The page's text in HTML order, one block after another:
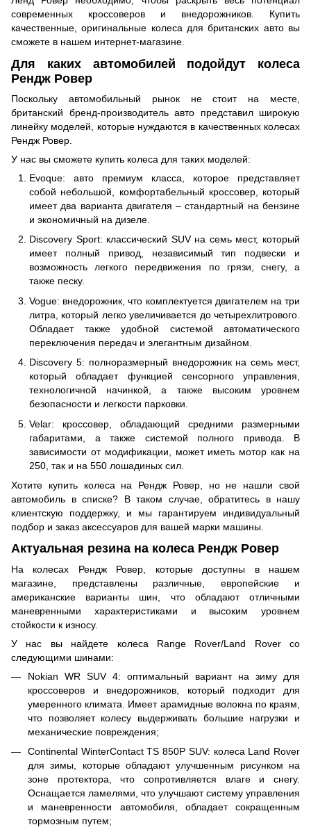
современных кроссоверов и внедорожников. Купить
качественные, оригинальные колеса для британских авто вы
сможете в нашем интернет-магазине.
Для каких автомобилей подойдут колеса
Рендж Ровер
Поскольку автомобильный рынок не стоит на месте,
британский бренд-производитель авто представил широкую
линейку моделей, которые нуждаются в качественных колесах
Рендж Ровер.
У нас вы сможете купить колеса для таких моделей:
Evoque: авто премиум класса, которое представляет
собой небольшой, комфортабельный кроссовер, который
имеет два варианта двигателя – стандартный на бензине
и экономичный на дизеле.
Discovery Sport: классический SUV на семь мест, который
имеет полный привод, независимый тип подвески и
возможность легкого передвижения по грязи, снегу, а
также песку.
Vogue: внедорожник, что комплектуется двигателем на три
литра, который легко увеличивается до четырехлитрового.
Обладает также удобной системой автоматического
переключения передач и элегантным дизайном.
Discovery 5: полноразмерный внедорожник на семь мест,
который обладает функцией сенсорного управления,
технологичной начинкой, а также высоким уровнем
безопасности и легкости парковки.
Velar: кроссовер, обладающий средними размерными
габаритами, а также системой полного привода. В
зависимости от модификации, может иметь мотор как на
250, так и на 550 лошадиных сил.
Хотите купить колеса на Рендж Ровер, но не нашли свой
автомобиль в списке? В таком случае, обратитесь в нашу
клиентскую поддержку, и мы гарантируем индивидуальный
подбор и заказ аксессуаров для вашей марки машины.
Актуальная резина на колеса Рендж Ровер
На колесах Рендж Ровер, которые доступны в нашем
магазине, представлены различные, европейские и
американские варианты шин, что обладают отличными
маневренными характеристиками и высоким уровнем
стойкости к износу.
У нас вы найдете колеса Range Rover/Land Rover со
следующими шинами:
Nokian WR SUV 4: оптимальный вариант на зиму для
кроссоверов и внедорожников, который подходит для
умеренного климата. Имеет арамидные волокна по краям,
что позволяет колесу выдерживать большие нагрузки и
механические повреждения;
Continental WinterContact TS 850P SUV: колеса Land Rover
для зимы, которые обладают улучшенным рисунком на
зоне протектора, что сопротивляется влаге и снегу.
Оснащается ламелями, что улучшают систему управления
и маневренности автомобиля, обладает сокращенным
тормозным путем;